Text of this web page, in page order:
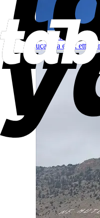
Çin’den stratejik
uçağına eşlik etti